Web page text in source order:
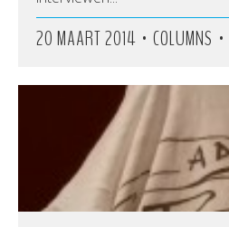
20 MAART 2014 • COLUMNS •